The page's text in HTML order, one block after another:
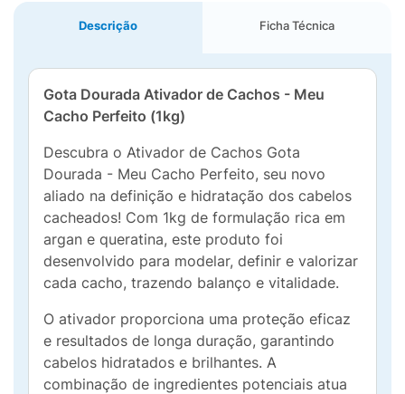
Descrição Ficha Técnica
Gota Dourada Ativador de Cachos - Meu
Cacho Perfeito (1kg)
Descubra o Ativador de Cachos Gota
Dourada - Meu Cacho Perfeito, seu novo
aliado na definição e hidratação dos cabelos
cacheados! Com 1kg de formulação rica em
argan e queratina, este produto foi
desenvolvido para modelar, definir e valorizar
cada cacho, trazendo balanço e vitalidade.
O ativador proporciona uma proteção eficaz
e resultados de longa duração, garantindo
cabelos hidratados e brilhantes. A
combinação de ingredientes potenciais atua